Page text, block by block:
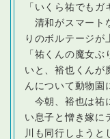
「いくら祐でもガ
清和がスマート
りのボルテージが
「祐くんの魔女
いと、裕也くんが
んについて動物園
今朝、裕也は祐
い息子と憎き嫁に
川も同行しようと